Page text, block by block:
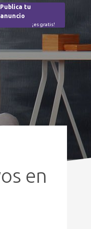
Publica tu
anuncio
¡es gratis!
en